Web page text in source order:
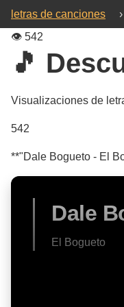
letras de canciones ›
👁️ 542
🎵
Visualizaciones de
542
**"Dale Bogueto - El
Dale
El Bogueto